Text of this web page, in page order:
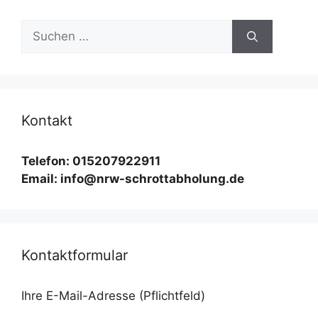
Suchen
nach:
Kontakt
Telefon: 015207922911
Email: info@nrw-schrottabholung.de
Kontaktformular
Ihre E-Mail-Adresse (Pflichtfeld)